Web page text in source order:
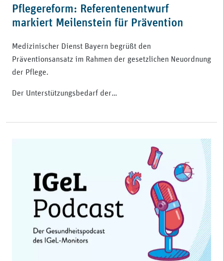
Pflegereform: Referentenentwurf
markiert Meilenstein für Prävention
Medizinischer Dienst Bayern begrüßt den
Präventionsansatz im Rahmen der gesetzlichen Neuordnung
der Pflege.
Der Unterstützungsbedarf der…